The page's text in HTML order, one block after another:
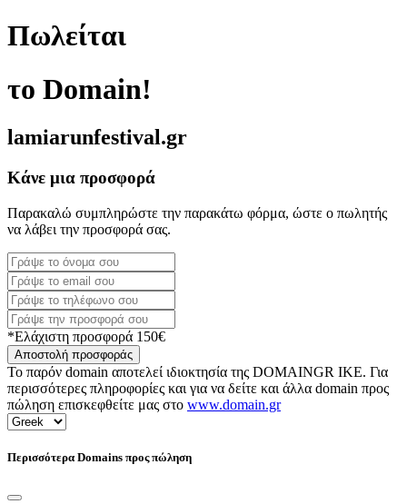
Πωλείται
το Domain!
lamiarunfestival.gr
Κάνε μια προσφορά
Παρακαλώ συμπληρώστε την παρακάτω φόρμα, ώστε ο πωλητής
να λάβει την προσφορά σας.
*Ελάχιστη προσφορά 150€
Αποστολή προσφοράς
Το παρόν domain αποτελεί ιδιοκτησία της DOMAINGR ΙΚΕ. Για
περισσότερες πληροφορίες και για να δείτε και άλλα domain προς
πώληση επισκεφθείτε μας στο www.domain.gr
Περισσότερα Domains προς πώληση